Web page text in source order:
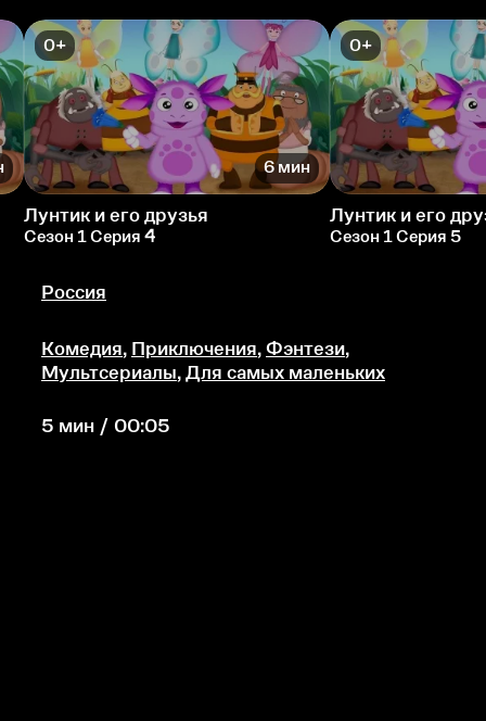
0+
6 мин
Лунтик и его друзья
Сезон 1 Серия 4
0+
Лунтик и его
Сезон 1 Серия 5
Россия
Комедия, Приключения, Фэнтези,
Мультсериалы, Для самых маленьких
5 мин / 00:05